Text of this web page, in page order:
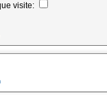
visite: